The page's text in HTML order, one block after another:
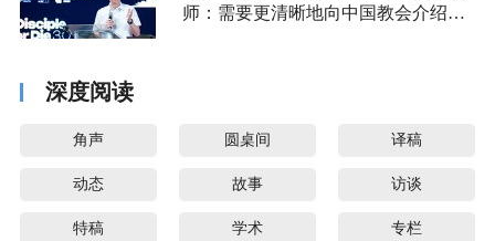
师：需要更清晰地向中国教会介绍福
深度阅读
角声 圆桌间 译稿
动态 故事 访谈
特稿 学术 专栏